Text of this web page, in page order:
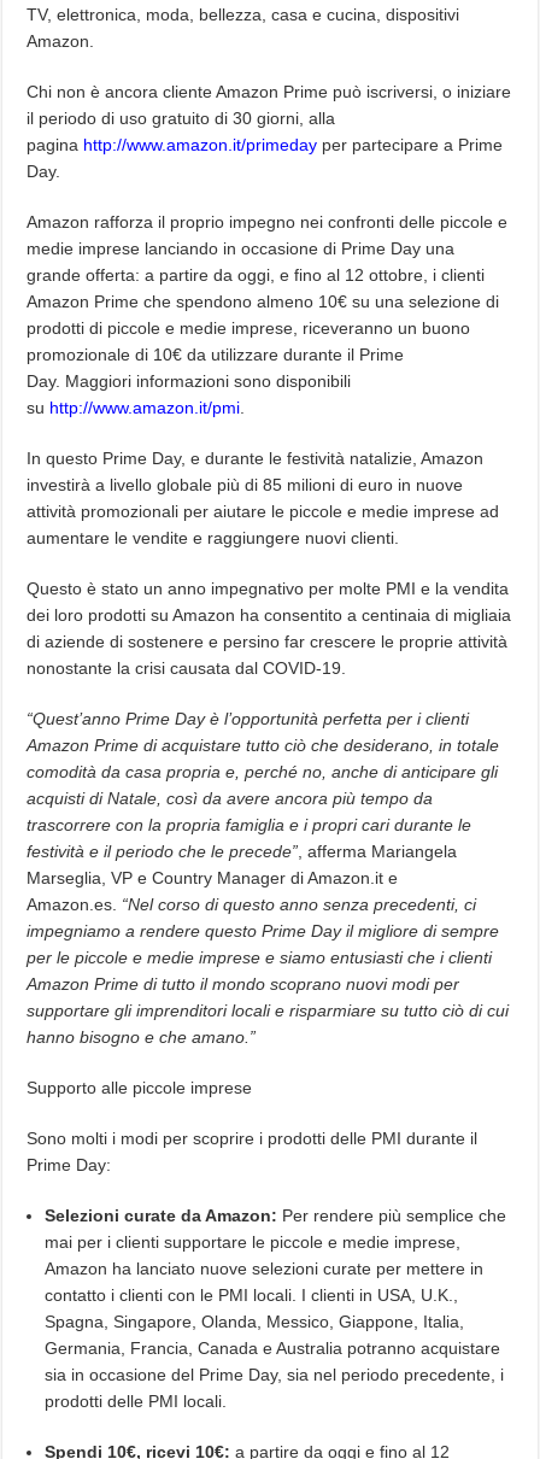
TV, elettronica, moda, bellezza, casa e cucina, dispositivi
Amazon.
Chi non è ancora cliente Amazon Prime può iscriversi, o iniziare
il periodo di uso gratuito di 30 giorni, alla
pagina http://www.amazon.it/primeday per partecipare a Prime
Day.
Amazon rafforza il proprio impegno nei confronti delle piccole e
medie imprese lanciando in occasione di Prime Day una
grande offerta: a partire da oggi, e fino al 12 ottobre, i clienti
Amazon Prime che spendono almeno 10€ su una selezione di
prodotti di piccole e medie imprese, riceveranno un buono
promozionale di 10€ da utilizzare durante il Prime
Day. Maggiori informazioni sono disponibili
su http://www.amazon.it/pmi
In questo Prime Day, e durante le festività natalizie, Amazon
investirà a livello globale più di 85 milioni di euro in nuove
attività promozionali per aiutare le piccole e medie imprese ad
aumentare le vendite e raggiungere nuovi clienti.
Questo è stato un anno impegnativo per molte PMI e la vendita
dei loro prodotti su Amazon ha consentito a centinaia di migliaia
di aziende di sostenere e persino far crescere le proprie attività
nonostante la crisi causata dal COVID-19.
“Quest’anno Prime Day è l’opportunità perfetta per i clienti
Amazon Prime di acquistare tutto ciò che desiderano, in totale
comodità da casa propria e, perché no, anche di anticipare gli
acquisti di Natale, così da avere ancora più tempo da
trascorrere con la propria famiglia e i propri cari durante le
festività e il periodo che le precede” , afferma Mariangela
Marseglia, VP e Country Manager di Amazon.it e
Amazon.es. “Nel corso di questo anno senza precedenti, ci
impegniamo a rendere questo Prime Day il migliore di sempre
per le piccole e medie imprese e siamo entusiasti che i clienti
Amazon Prime di tutto il mondo scoprano nuovi modi per
supportare gli imprenditori locali e risparmiare su tutto ciò di cui
hanno bisogno e che amano.”
Supporto alle piccole imprese
Sono molti i modi per scoprire i prodotti delle PMI durante il
Prime Day:
Selezioni curate da Amazon: Per rendere più semplice che
mai per i clienti supportare le piccole e medie imprese,
Amazon ha lanciato nuove selezioni curate per mettere in
contatto i clienti con le PMI locali. I clienti in USA, U.K.,
Spagna, Singapore, Olanda, Messico, Giappone, Italia,
Germania, Francia, Canada e Australia potranno acquistare
sia in occasione del Prime Day, sia nel periodo precedente, i
prodotti delle PMI locali.
Spendi 10€, ricevi 10€: a partire da oggi e fino al 12